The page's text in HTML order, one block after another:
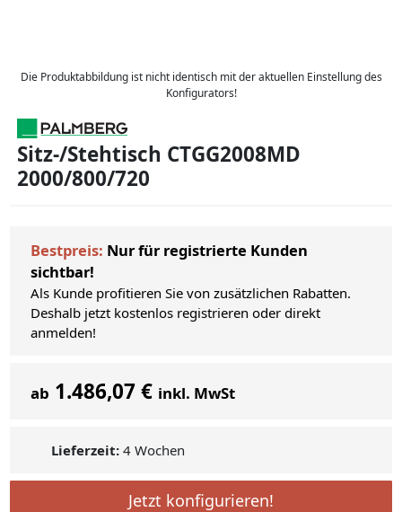
Die Produktabbildung ist nicht identisch mit der aktuellen Einstellung des
Konfigurators!
Sitz-/Stehtisch CTGG2008MD
2000/800/720
Bestpreis: Nur für registrierte Kunden
sichtbar!
Als Kunde profitieren Sie von zusätzlichen Rabatten.
Deshalb jetzt kostenlos registrieren oder direkt
anmelden!
ab 1.486,07 € inkl. MwSt
Lieferzeit: 4 Wochen
Jetzt konfigurieren!